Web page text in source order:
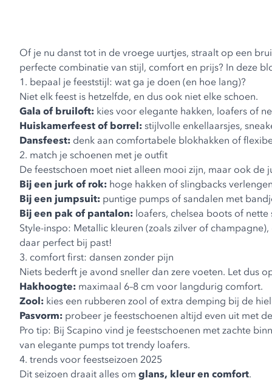
Of je nu danst tot in de vroege uurtjes, straalt op een
perfecte combinatie van stijl, comfort en prijs? In deze
1. bepaal je feeststijl: wat ga je doen (en hoe lang)?
Niet elk feest is hetzelfde, en dus ook niet elke schoen.
Gala of bruiloft: kies voor elegante hakken, loafers of
Huiskamerfeest of borrel: stijlvolle enkellaarsjes,
Dansfeest: denk aan comfortabele blokhakken of
2. match je schoenen met je outfit
De feestschoen moet niet alleen mooi zijn, maar ook de
Bij een jurk of rok: hoge hakken of slingbacks
Bij een jumpsuit: puntige pumps of sandalen met
Bij een pak of pantalon: loafers, chelsea boots of
Style-inspo: Metallic kleuren (zoals zilver of
daar perfect bij past!
3. comfort first: dansen zonder pijn
Niets bederft je avond sneller dan zere voeten. Let dus
Hakhoogte: maximaal 6–8 cm voor langdurig comfort.
Zool: kies een rubberen zool of extra demping bij de
Pasvorm: probeer je feestschoenen altijd even uit met
Pro tip: Bij Scapino vind je feestschoenen met zachte
van elegante pumps tot trendy loafers.
4. trends voor feestseizoen 2025
Dit seizoen draait alles om glans, kleur en comfort.